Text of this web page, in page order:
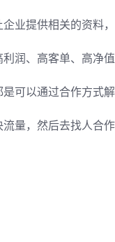
业提供相关的资料，
润、高客单、高净
可以通过合作方式解
量，然后去找人合作